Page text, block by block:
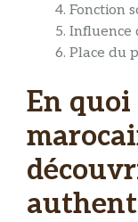
Fonction
Influence
Place du
En quoi